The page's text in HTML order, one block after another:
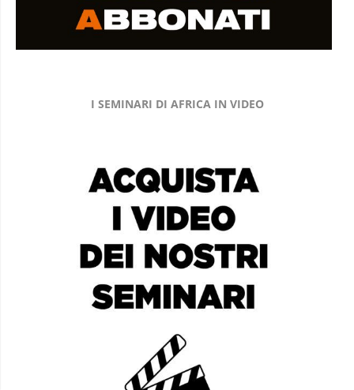
I SEMINARI DI AFRICA IN VIDEO